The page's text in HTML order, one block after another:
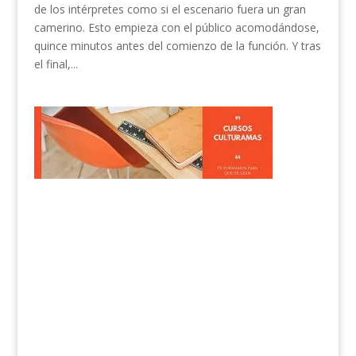
de los intérpretes como si el escenario fuera un gran
camerino. Esto empieza con el público acomodándose,
quince minutos antes del comienzo de la función. Y tras
el final,...